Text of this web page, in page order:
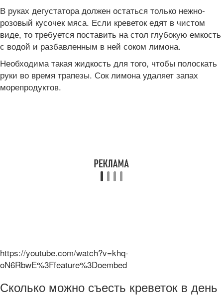
В руках дегустатора должен остаться только нежно-
розовый кусочек мяса. Если креветок едят в чистом
виде, то требуется поставить на стол глубокую емкость
с водой и разбавленным в ней соком лимона.
Необходима такая жидкость для того, чтобы полоскать
руки во время трапезы. Сок лимона удаляет запах
морепродуктов.
https://youtube.com/watch?v=khq-
oN6RbwE%3Ffeature%3Doembed
Сколько можно съесть креветок в день